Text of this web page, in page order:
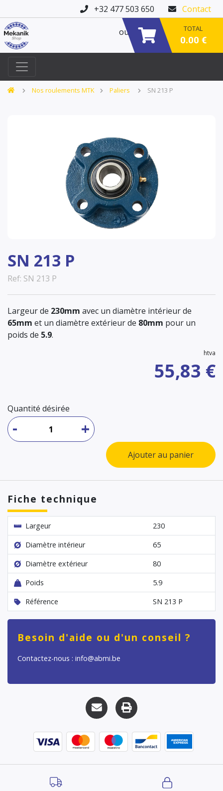
+32 477 503 650 Contact
ou TOTAL
0.00 €
Nos roulements MTK Paliers SN 213 P
SN 213 P
Ref: SN 213 P
Largeur de 230mm avec un diamètre intérieur de
65mm et un diamètre extérieur de 80mm pour un
poids de 5.9.
htva
55,83 €
Quantité désirée
+
-
Ajouter au panier
Fiche technique
Largeur
230
Diamètre intérieur
65
Diamètre extérieur
80
Poids
5.9
Référence
SN 213 P
Besoin d'aide ou d'un conseil ?
Contactez-nous : info@abmi.be